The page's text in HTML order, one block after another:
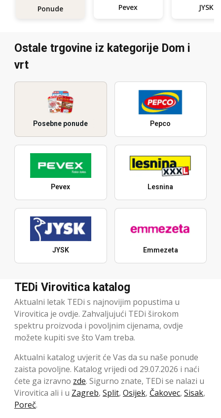
Ponude Pevex JYSK
Ostale trgovine iz kategorije Dom i
vrt
Posebne ponude Pepco
Pevex Lesnina
JYSK Emmezeta
TEDi Virovitica katalog
Aktualni letak TEDi s najnovijim popustima u
Virovitica je ovdje. Zahvaljujući TEDi širokom
spektru proizvoda i povoljnim cijenama, ovdje
možete kupiti sve što Vam treba.
Aktualni katalog uvjerit će Vas da su naše ponude
zaista povoljne. Katalog vrijedi od 29.07.2026 i naći
ćete ga izravno zde. Sigurno znate, TEDi se nalazi u
Virovitica ali i u Zagreb, Split, Osijek, Čakovec, Sisak,
Poreč.